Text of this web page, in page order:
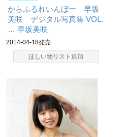
からふるれいんぼー 早坂
美咲 デジタル写真集 VOL.
… 早坂美咲
2014-04-18発売
ほしい物リスト追加